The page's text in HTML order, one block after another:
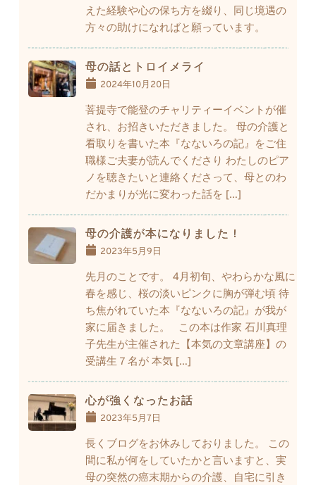
えた経験や心の保ち方を綴り、同じ境遇の
方々の助けになればと願っています。
母の話とトロイメライ
2024年10月20日
菩提寺で能登のチャリティーイベントが催
され、お招きいただきました。 母の介護と
看取りを書いた本『なないろの記』をご住
職様ご夫妻が読んでくださり わたしのピア
ノを聴きたいと連絡くださって、母とのわ
だかまりが光に変わった話を […]
母の介護が本になりました！
2023年5月9日
先月のことです。 4月初旬、やわらかな風に
春を感じ、桜の淡いピンクに胸が弾む頃 待
ち焦がれていた本『なないろの記』が我が
家に届きました。 この本は作家 石川真理
子先生が主催された【本気の文章講座】の
受講生７名が 本気 […]
心が強くなったお話
2023年5月7日
長くブログをお休みしておりました。 この
間に私が何をしていたかと言いますと、実
母の突然の癌末期からの介護、自宅に引き